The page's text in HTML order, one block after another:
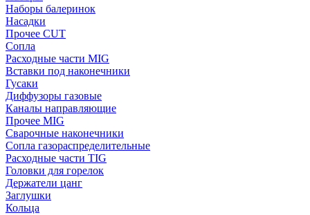
Наборы балеринок
Насадки
Прочее CUT
Сопла
Расходные части MIG
Вставки под наконечники
Гусаки
Диффузоры газовые
Каналы направляющие
Прочее MIG
Сварочные наконечники
Сопла газораспределительные
Расходные части TIG
Головки для горелок
Держатели цанг
Заглушки
Кольца